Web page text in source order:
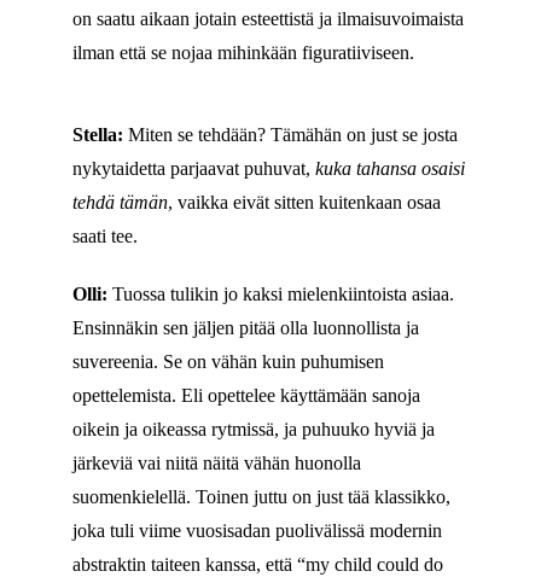
on saatu aikaan jotain esteettistä ja ilmaisuvoimaista
ilman että se nojaa mihinkään figuratiiviseen.
Stella: Miten se tehdään? Tämähän on just se josta
nykytaidetta parjaavat puhuvat, kuka tahansa osaisi
tehdä tämän, vaikka eivät sitten kuitenkaan osaa
saati tee.
Olli: Tuossa tulikin jo kaksi mielenkiintoista asiaa.
Ensinnäkin sen jäljen pitää olla luonnollista ja
suvereenia. Se on vähän kuin puhumisen
opettelemista. Eli opettelee käyttämään sanoja
oikein ja oikeassa rytmissä, ja puhuuko hyviä ja
järkeviä vai niitä näitä vähän huonolla
suomenkielellä. Toinen juttu on just tää klassikko,
joka tuli viime vuosisadan puolivälissä modernin
abstraktin taiteen kanssa, että “my child could do